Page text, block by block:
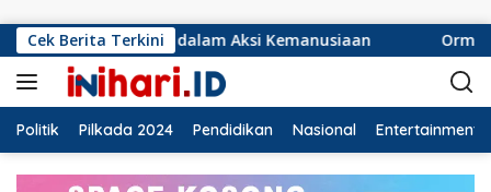
Cek Berita Terkini
dalam Aksi Kemanusiaan Ormas Laskar Lampung
Politik Pilkada 2024 Pendidikan Nasional Entertainment